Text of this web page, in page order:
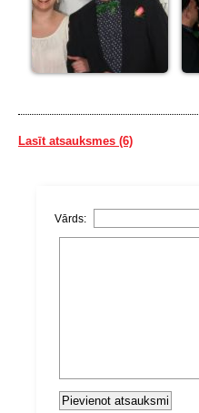
Lasīt atsauksmes (6)
Vārds: